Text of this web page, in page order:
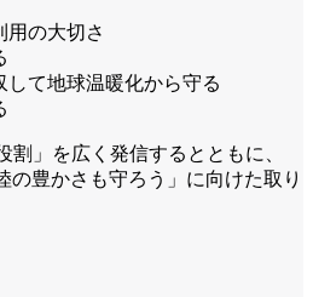
用の大切さ
して地球温暖化から守る
割」を広く発信するとともに、
の豊かさも守ろう」に向けた取り